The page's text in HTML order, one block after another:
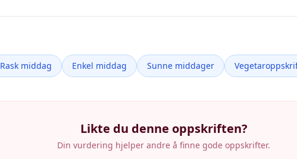
Rask middag Enkel middag Sunne middager
Likte du denne oppskriften?
Din vurdering hjelper andre å finne gode oppskrifter.